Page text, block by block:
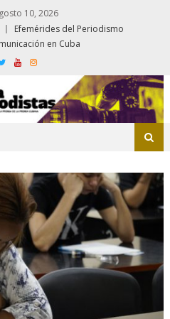
10, 2026
Efemérides del Periodismo
en Cuba